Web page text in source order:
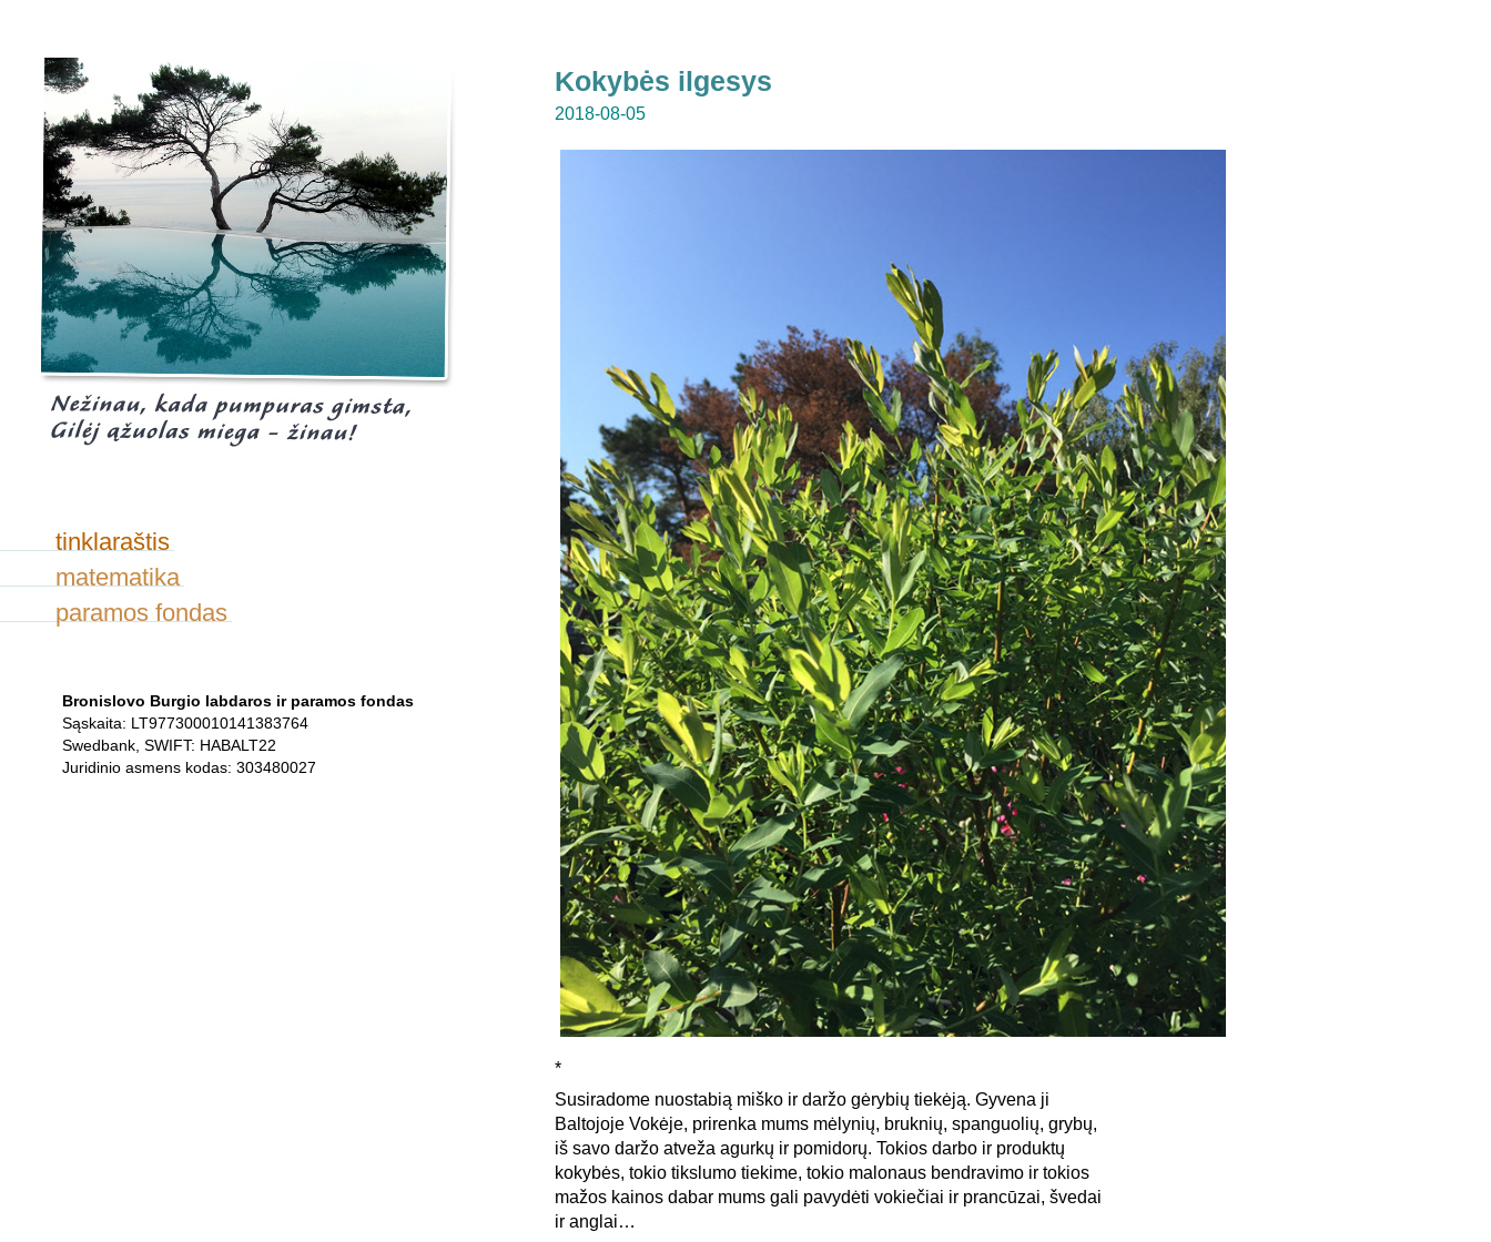
tinklaraštis
matematika
paramos fondas
Bronislovo Burgio labdaros ir paramos fondas
Sąskaita: LT977300010141383764
Swedbank, SWIFT: HABALT22
Juridinio asmens kodas: 303480027
Kokybės ilgesys
2018-08-05
*
Susiradome nuostabią miško ir daržo gėrybių tiekėją. Gyvena ji
Baltojoje Vokėje, prirenka mums mėlynių, bruknių, spanguolių, grybų,
iš savo daržo atveža agurkų ir pomidorų. Tokios darbo ir produktų
kokybės, tokio tikslumo tiekime, tokio malonaus bendravimo ir tokios
mažos kainos dabar mums gali pavydėti vokiečiai ir prancūzai, švedai
ir anglai…